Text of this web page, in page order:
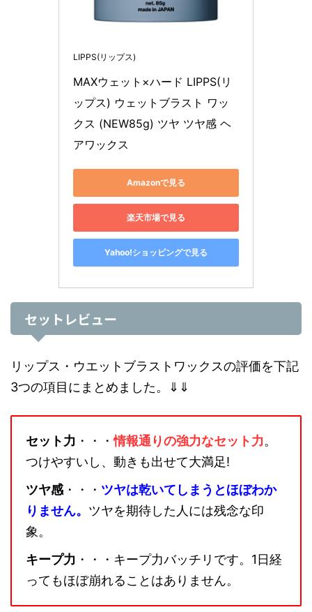
LIPPS(リップス)
MAXウェット×ハード LIPPS(リ
ップス) ウェットブラスト ワッ
クス (NEW85g) ツヤ ツヤ感 ヘ
アワックス
Amazonで見る
楽天市場で見る
Yahoo!ショッピングで見る
セットレビュー
リップス・ウエットブラストワックスの評価を下記
3つの項目にまとめました。⇓⇓
セット力 ・・・情報通りの強力なセット力。
つけやすいし、動きも出せて大満足!
ツヤ感 ・・・ ツヤは乾いてしまうとほぼわか
りません。 ツヤを期待した人には残念な印
象。
キープ力 ・・・キープ力バッチリです。1日経
ってもほぼ崩れることはありません。